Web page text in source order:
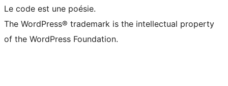
Le code est une poésie.
The WordPress® trademark is the intellectual property
of the WordPress Foundation.